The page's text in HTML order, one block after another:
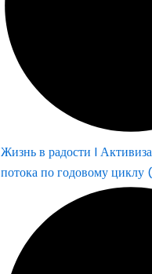
Жизнь в радости |
потока по годовому циклу